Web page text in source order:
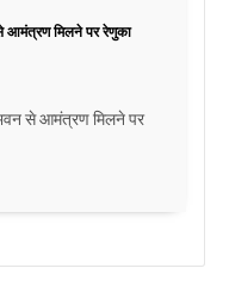
से आमंत्रण मिलने पर रेणुका
भवन से आमंत्रण मिलने पर